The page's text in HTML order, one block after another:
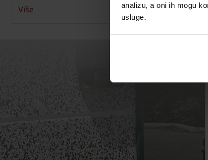
analizu, a oni ih mogu
usluge.
Više